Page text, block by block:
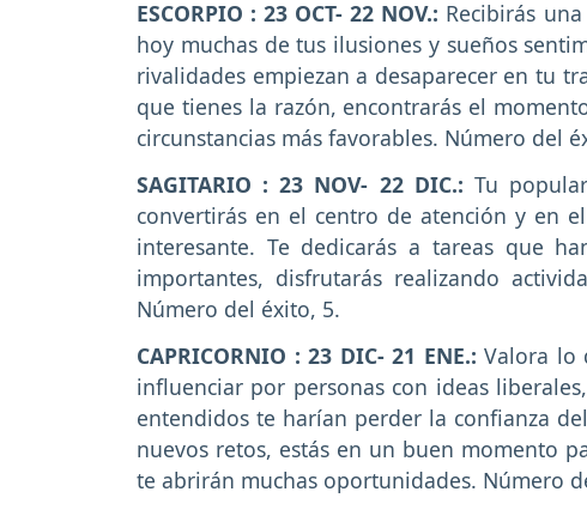
ESCORPIO : 23 OCT- 22 NOV.: Recibirás
hoy muchas de tus ilusiones y sueños
rivalidades empiezan a desaparecer en tu
que tienes la razón, encontrarás el
circunstancias más favorables. Número del
SAGITARIO : 23 NOV- 22 DIC.: Tu
convertirás en el centro de atención y en
interesante. Te dedicarás a tareas que
importantes, disfrutarás realizando
Número del éxito, 5.
CAPRICORNIO : 23 DIC- 21 ENE.: Valora lo
influenciar por personas con ideas
entendidos te harían perder la confianza
nuevos retos, estás en un buen momento
te abrirán muchas oportunidades. Número